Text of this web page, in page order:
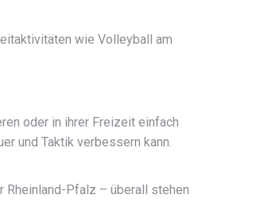
wie Volleyball am
oder in ihrer Freizeit einfach
und Taktik verbessern kann.
Rheinland-Pfalz – überall stehen